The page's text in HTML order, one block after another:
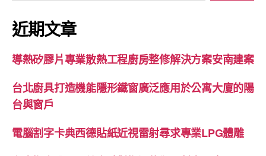
關
鍵
字:
近期文章
導熱矽膠片專業散熱工程廚房整修解決方案安南建案
台北廚具打造機能隱形鐵窗廣泛應用於公寓大廈的陽
台與窗戶
電腦割字卡典西德貼紙近視雷射尋求專業LPG體雕